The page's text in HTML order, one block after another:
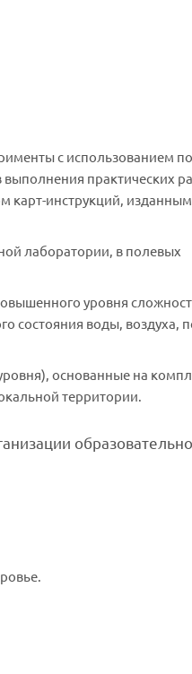
с использованием
практических
карт-инструкций,
лаборатории, в полевых
уровня
состояния воды, воздуха,
основанные на
территории.